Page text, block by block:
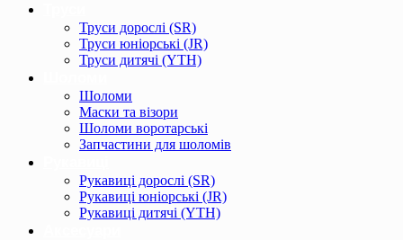
Труси дорослі (SR)
Труси юніорські (JR)
Труси дитячі (YTH)
Шоломи
Маски та візори
Шоломи воротарські
Запчастини для шоломів
Рукавиці дорослі (SR)
Рукавиці юніорські (JR)
Рукавиці дитячі (YTH)